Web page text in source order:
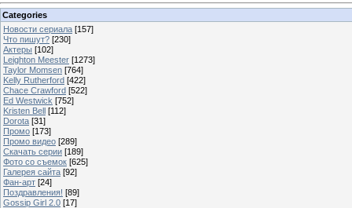
Categories
Новости сериала [157]
Что пишут? [230]
Актеры [102]
Leighton Meester [1273]
Taylor Momsen [764]
Kelly Rutherford [422]
Chace Crawford [522]
Ed Westwick [752]
Kristen Bell [112]
Dorota [31]
Промо [173]
Промо видео [289]
Скачать серии [189]
Фото со съемок [625]
Галерея сайта [92]
Фан-арт [24]
Поздравления! [89]
Gossip Girl 2.0 [17]